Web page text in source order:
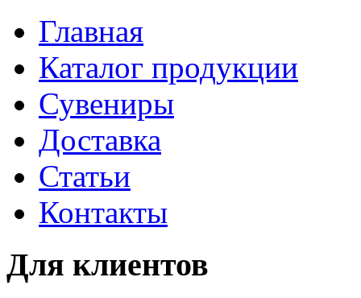
Главная
Каталог продукции
Сувениры
Доставка
Статьи
Контакты
Для клиентов